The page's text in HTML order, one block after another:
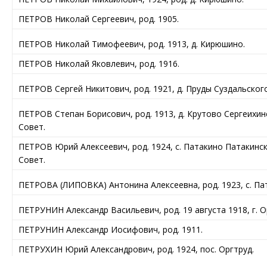
ПЕТРОВ Николай Сергеевич, род. 1905.
ПЕТРОВ Николай Тимофеевич, род. 1913, д. Кирюшино.
ПЕТРОВ Николай Яковлевич, род. 1916.
ПЕТРОВ Сергей Никитович, род. 1921, д. Пруды
ПЕТРОВ Степан Борисович, род. 1913, д. Крутово
Совет.
ПЕТРОВ Юрий Алексеевич, род. 1924, с. Патакино
Совет.
ПЕТРОВА (ЛИПОВКА) Антонина Алексеевна, род. 1923, с.
ПЕТРУНИН Александр Васильевич, род. 19 августа 1918, г.
ПЕТРУНИН Александр Иосифович, род. 1911.
ПЕТРУХИН Юрий Александрович, род. 1924, пос. Оргтруд.